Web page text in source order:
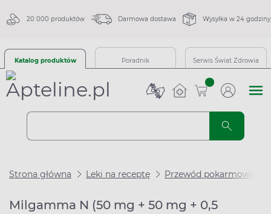
20 000 produktów Darmowa dostawa Wysyłka w 24 godziny
Katalog produktów Poradnik Serwis Świat Zdrowia
sztuk
Strona główna Leki na receptę Przewód pokarmowy i
Milgamma N (50 mg + 50 mg + 0,5